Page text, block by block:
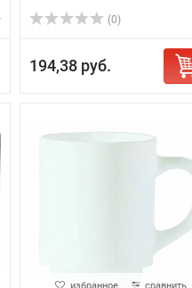
(0)
194,38 руб.